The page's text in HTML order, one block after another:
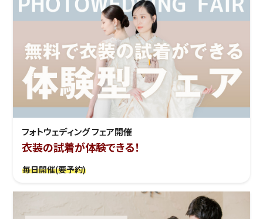
フォトウェディング フェア開催
衣装の試着が体験できる！
毎日開催(要予約)